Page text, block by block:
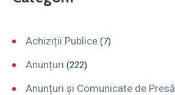
Achiziții Publice (7)
Anunțuri (222)
Anunțuri și Comunicate de Presă